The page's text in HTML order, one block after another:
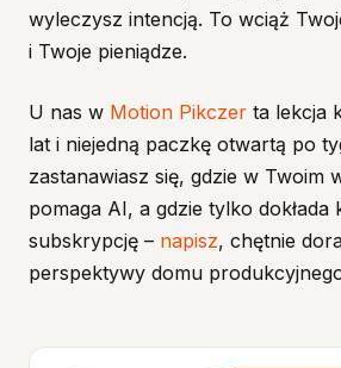
wyleczysz intencją. To wciąż
i Twoje pieniądze.
U nas w Motion Pikczer ta lekcja
lat i niejedną paczkę otwartą po
zastanawiasz się, gdzie w Twoim
pomaga AI, a gdzie tylko dokłada
subskrypcję – napisz, chętnie
perspektywy domu